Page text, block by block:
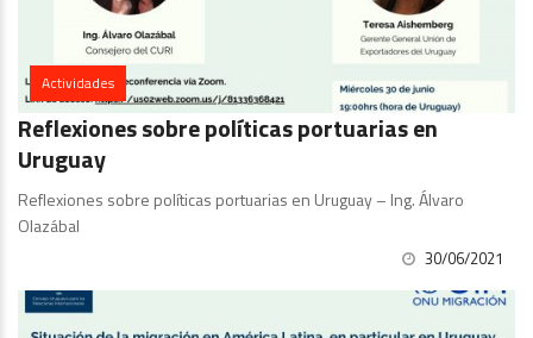
Actividades
Reflexiones sobre políticas portuarias en
Uruguay
Reflexiones sobre políticas portuarias en Uruguay – Ing. Álvaro
Olazábal
30/06/2021